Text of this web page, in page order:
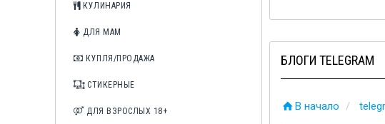
КУЛИНАРИЯ
ДЛЯ МАМ
КУПЛЯ/ПРОДАЖА
СТИКЕРНЫЕ
ДЛЯ ВЗРОСЛЫХ 18+
БЛОГИ TELEGRAM
В начало